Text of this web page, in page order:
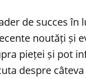
de succes
noutăți și
pieței și pot
despre